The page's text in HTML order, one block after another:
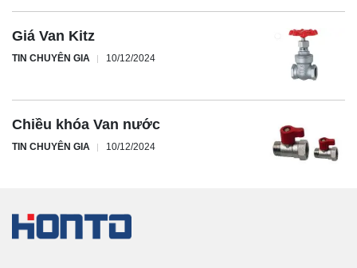
Giá Van Kitz
TIN CHUYÊN GIA 10/12/2024
Chiều khóa Van nước
TIN CHUYÊN GIA 10/12/2024